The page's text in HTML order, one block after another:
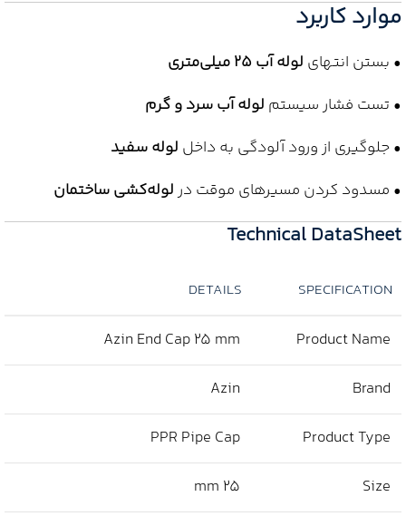
موارد کاربرد
• بستن انتهای لوله آب 25 میلی‌متری
• تست فشار سیستم لوله آب سرد و گرم
• جلوگیری از ورود آلودگی به داخل لوله سفید
• مسدود کردن مسیرهای موقت در لوله‌کشی ساختمان
Technical DataSheet
SPECIFICATION
DETAILS
Product Name
Azin End Cap 25 mm
Brand
Azin
Product Type
PPR Pipe Cap
Size
25 mm